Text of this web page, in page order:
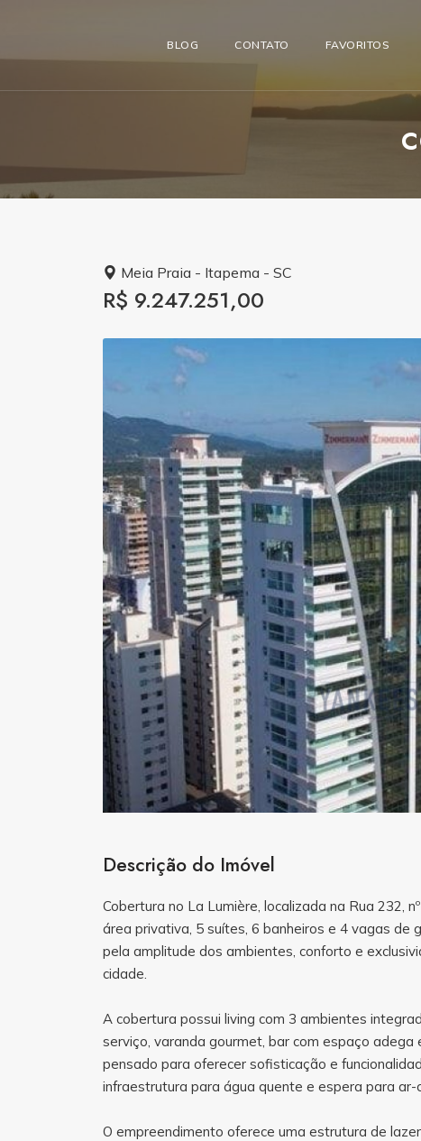
BLOG CONTATO FAVORITOS
Meia Praia - Itapema - SC
R$ 9.247.251,00
Descrição do Imóvel
Cobertura no La Lumière, localizada na Rua 232,
área privativa, 5 suítes, 6 banheiros e 4 vagas de
pela amplitude dos ambientes, conforto e
cidade.
A cobertura possui living com 3 ambientes
serviço, varanda gourmet, bar com espaço
pensado para oferecer sofisticação e
infraestrutura para água quente e espera para ar-
O empreendimento oferece uma estrutura de